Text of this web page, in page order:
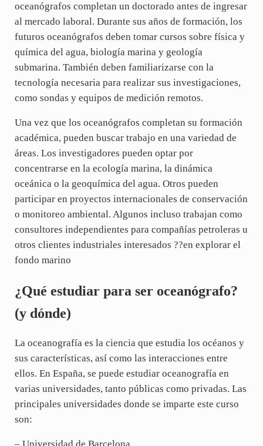
oceanógrafos completan un doctorado antes de ingresar
al mercado laboral. Durante sus años de formación, los
futuros oceanógrafos deben tomar cursos sobre física y
química del agua, biología marina y geología
submarina. También deben familiarizarse con la
tecnología necesaria para realizar sus investigaciones,
como sondas y equipos de medición remotos.
Una vez que los oceanógrafos completan su formación
académica, pueden buscar trabajo en una variedad de
áreas. Los investigadores pueden optar por
concentrarse en la ecología marina, la dinámica
oceánica o la geoquímica del agua. Otros pueden
participar en proyectos internacionales de conservación
o monitoreo ambiental. Algunos incluso trabajan como
consultores independientes para compañías petroleras u
otros clientes industriales interesados ??en explorar el
fondo marino
¿Qué estudiar para ser oceanógrafo?
(y dónde)
La oceanografía es la ciencia que estudia los océanos y
sus características, así como las interacciones entre
ellos. En España, se puede estudiar oceanografía en
varias universidades, tanto públicas como privadas. Las
principales universidades donde se imparte este curso
son: